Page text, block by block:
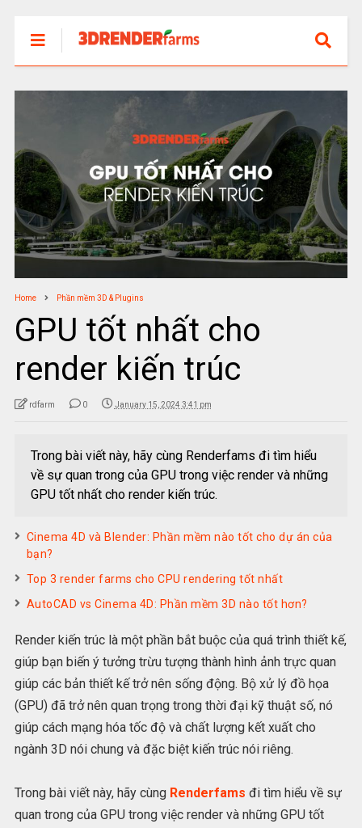
Home Phần mềm 3D & Plugins
GPU tốt nhất cho
render kiến trúc
rdfarm 0 January 15, 2024 3:41 pm
Trong bài viết này, hãy cùng Renderfams đi tìm hiểu
về sự quan trong của GPU trong việc render và những
GPU tốt nhất cho render kiến trúc.
Cinema 4D và Blender: Phần mềm nào tốt cho dự án của
bạn?
Top 3 render farms cho CPU rendering tốt nhất
AutoCAD vs Cinema 4D: Phần mềm 3D nào tốt hơn?
Render kiến trúc là một phần bắt buộc của quá trình thiết kế,
giúp bạn biến ý tưởng trừu tượng thành hình ảnh trực quan
giúp các bản thiết kế trở nên sống động. Bộ xử lý đồ họa
(GPU) đã trở nên quan trọng trong thời đại kỹ thuật số, nó
giúp cách mạng hóa tốc độ và chất lượng kết xuất cho
ngành 3D nói chung và đặc biệt kiến trúc nói riêng.
Trong bài viết này, hãy cùng Renderfams đi tìm hiểu về sự
quan trong của GPU trong việc render và những GPU tốt